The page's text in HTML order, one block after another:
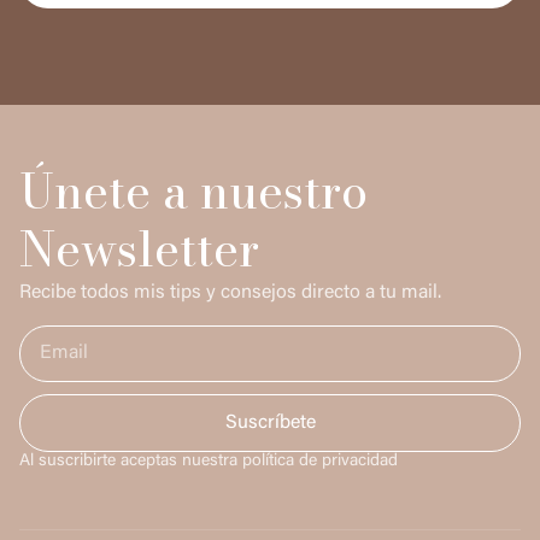
Únete a nuestro
Newsletter
Recibe todos mis tips y consejos directo a tu mail.
Suscríbete
Al suscribirte aceptas nuestra política de privacidad